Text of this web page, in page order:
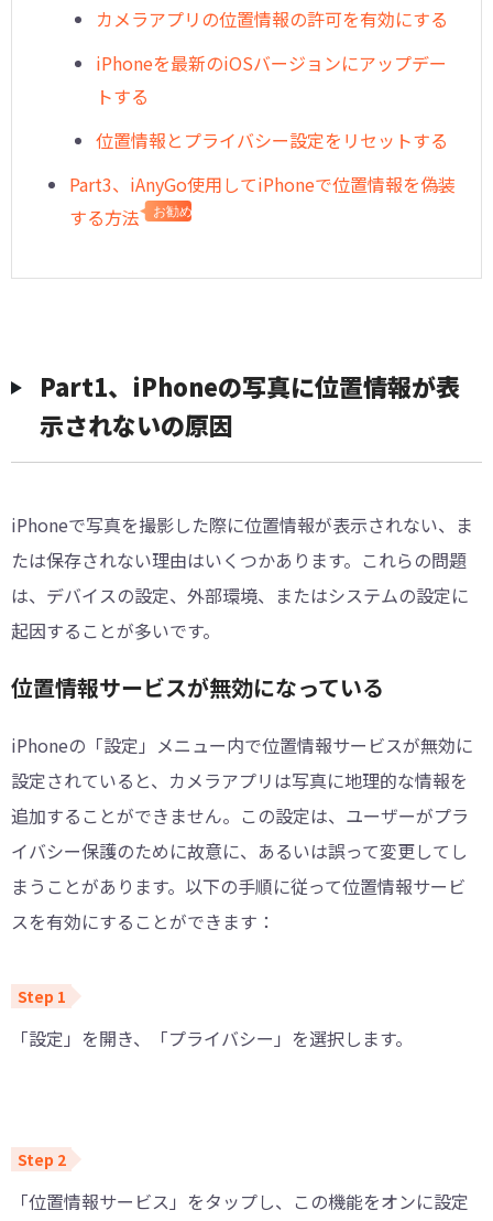
カメラアプリの位置情報の許可を有効にする
iPhoneを最新のiOSバージョンにアップデー
トする
位置情報とプライバシー設定をリセットする
Part3、iAnyGo使用してiPhoneで位置情報を偽装
する方法
お勧め
Part1、iPhoneの写真に位置情報が表
示されないの原因
iPhoneで写真を撮影した際に位置情報が表示されない、ま
たは保存されない理由はいくつかあります。これらの問題
は、デバイスの設定、外部環境、またはシステムの設定に
起因することが多いです。
位置情報サービスが無効になっている
iPhoneの「設定」メニュー内で位置情報サービスが無効に
設定されていると、カメラアプリは写真に地理的な情報を
追加することができません。この設定は、ユーザーがプラ
イバシー保護のために故意に、あるいは誤って変更してし
まうことがあります。以下の手順に従って位置情報サービ
スを有効にすることができます：
「設定」を開き、「プライバシー」を選択します。
「位置情報サービス」をタップし、この機能をオンに設定